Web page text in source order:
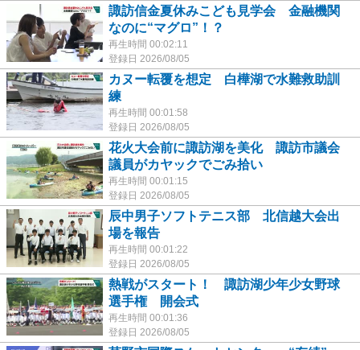
諏訪信金夏休みこども見学会 金融機関
なのに“マグロ”！？
再生時間 00:02:11
登録日 2026/08/05
カヌー転覆を想定 白樺湖で水難救助訓
練
再生時間 00:01:58
登録日 2026/08/05
花火大会前に諏訪湖を美化 諏訪市議会
議員がカヤックでごみ拾い
再生時間 00:01:15
登録日 2026/08/05
辰中男子ソフトテニス部 北信越大会出
場を報告
再生時間 00:01:22
登録日 2026/08/05
熱戦がスタート！ 諏訪湖少年少女野球
選手権 開会式
再生時間 00:01:36
登録日 2026/08/05